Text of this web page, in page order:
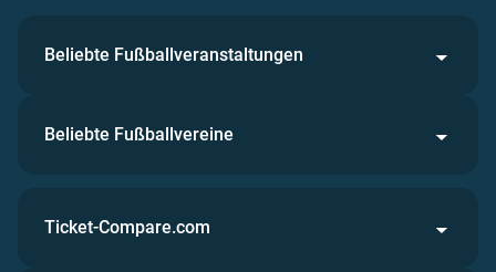
Beliebte Fußballveranstaltungen
Beliebte Fußballvereine
Ticket-Compare.com